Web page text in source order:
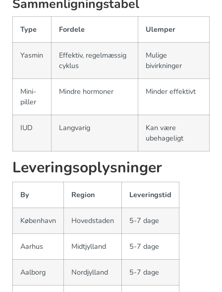
Sammenligningstabel
Type Fordele Ulemper
Yasmin
Effektiv, regelmæssig
cyklus
Mulige
bivirkninger
Mini-
piller
Mindre hormoner Minder effektivt
IUD Langvarig
Kan være
ubehageligt
Leveringsoplysninger
By Region Leveringstid
København Hovedstaden 5-7 dage
Aarhus Midtjylland 5-7 dage
Aalborg Nordjylland 5-7 dage